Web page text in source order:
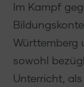
Im Kampf
Württemberg
sowohl
Unterricht,